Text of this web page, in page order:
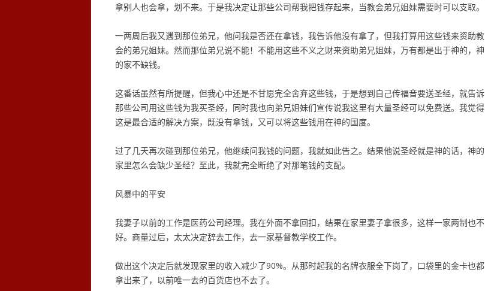
拿别人也会拿，划不来。于是我决定让那些公司帮我把钱存起来，当教会弟兄姐妹需要时可以支取。
一两周后我又遇到那位弟兄，他问我是否还在拿钱，我告诉他没有拿了，但我打算用这些钱来资助教
会的弟兄姐妹。然而那位弟兄说不能！不能用这些不义之财来资助弟兄姐妹，万有都是出于神的，神
的家不缺钱。
这番话虽然有所提醒，但我心中还是不甘愿完全舍弃这些钱，于是想到自己传福音要送圣经，就告诉
那些公司用这些钱为我买圣经，同时我也向弟兄姐妹们宣传说我这里有大量圣经可以免费送。我觉得
这是最合适的解决方案，既没有拿钱，又可以将这些钱用在神的国度。
过了几天再次碰到那位弟兄，他继续问我钱的问题，我就如此告之。结果他说圣经就是神的话，神的
家里怎么会缺少圣经？至此，我就完全断绝了对那笔钱的支配。
风暴中的平安
我妻子以前的工作是医药公司经理。我在外面不拿回扣，结果在家里妻子拿很多，这样一家两制也不
好。商量过后，太太决定辞去工作，去一家基督教学校工作。
做出这个决定后就发现家里的收入减少了90%。从那时起我的名牌衣服全下岗了，口袋里的金卡也都
拿出来了，以前唯一去的百货店也不去了。